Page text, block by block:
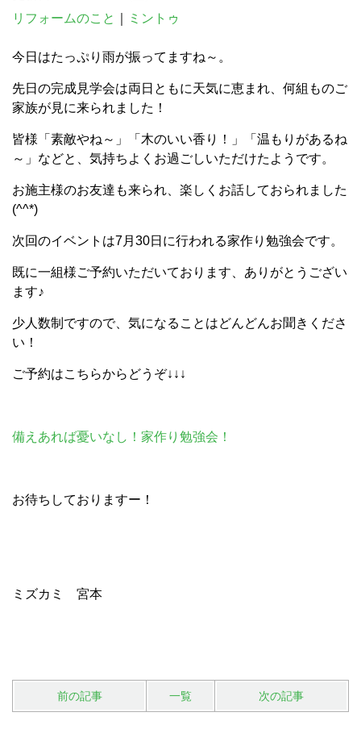
リフォームのこと
ミントゥ
今日はたっぷり雨が振ってますね～。
先日の完成見学会は両日ともに天気に恵まれ、何組ものご
家族が見に来られました！
皆様「素敵やね～」「木のいい香り！」「温もりがあるね
～」などと、気持ちよくお過ごしいただけたようです。
お施主様のお友達も来られ、楽しくお話しておられました
(^^*)
次回のイベントは7月30日に行われる家作り勉強会です。
既に一組様ご予約いただいております、ありがとうござい
ます♪
少人数制ですので、気になることはどんどんお聞きくださ
い！
ご予約はこちらからどうぞ↓↓↓
備えあれば憂いなし！家作り勉強会！
お待ちしておりますー！
ミズカミ 宮本
前の記事 一覧 次の記事